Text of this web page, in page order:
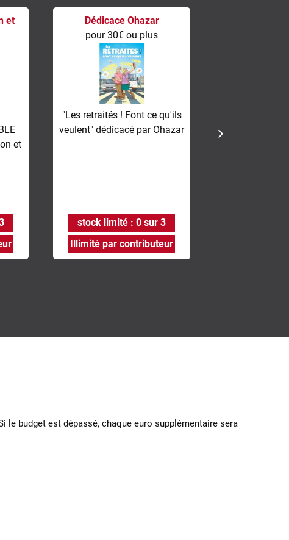
et
et
Dédicace Ohazar
pour 30€ ou plus
"Les retraités ! Font ce qu'ils
veulent" dédicacé par Ohazar
stock limité : 0 sur 3
Illimité par contributeur
budget est dépassé, chaque euro supplémentaire sera